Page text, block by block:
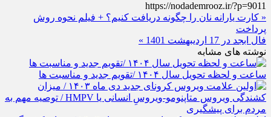
https://nodademrooz.ir/?p=9011
« کارت یارانه نان را چگونه دریافت کنیم؟ + فیلم نحوه روش
پرداخت
فال ابجد در 17 اردیبهشت 1401 »
نوشته های مشابه
ساعت و لحظه تحویل سال ۱۴۰۴ /تقویم جدید و مناسبت ها